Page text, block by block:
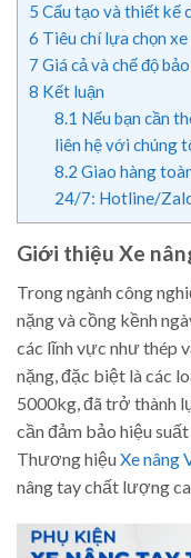
5 Cấu tạo và thiết kế
6 Tiêu chí lựa chọn
7 Giá cả và chế độ
8 Kết luận
8.1 Nếu bạn cần
liên hệ với chúng
8.2 Giao hàng
24/7: Hotline/
Giới thiệu Xe
Trong ngành công
nặng và cồng kềnh
các lĩnh vực như thép
nặng, đặc biệt là các
5000kg, đã trở thành
cần đảm bảo hiệu
Thương hiệuXe nâng
nâng tay chất lượng